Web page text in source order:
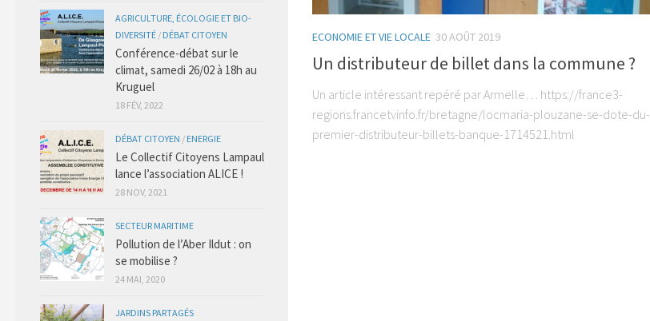
ECONOMIE ET VIE LOCALE 30 AOÛT 2019
Un distributeur de billet dans la commune ?
Un article intéressant repéré par Armelle… https://france3-
regions.francetvinfo.fr/bretagne/locmaria-plouzane-se-dote-du-
premier-distributeur-billets-banque-1714521.html
AGRICULTURE, ÉCOLOGIE ET BIO-
DIVERSITÉ / DÉBAT CITOYEN
Conférence-débat sur le
climat, samedi 26/02 à 18h au
Kruguel
18 FÉV, 2022
DÉBAT CITOYEN / ENERGIE
Le Collectif Citoyens Lampaul
lance l’association ALICE !
28 NOV, 2021
SECTEUR MARITIME
Pollution de l’Aber Ildut : on
se mobilise ?
24 MAI, 2020
JARDINS PARTAGÉS